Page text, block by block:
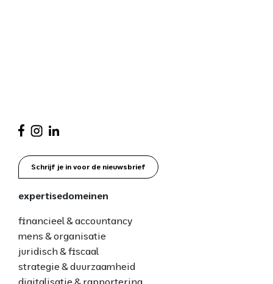
Schrijf je in voor de nieuwsbrief
expertisedomeinen
financieel & accountancy
mens & organisatie
juridisch & fiscaal
strategie & duurzaamheid